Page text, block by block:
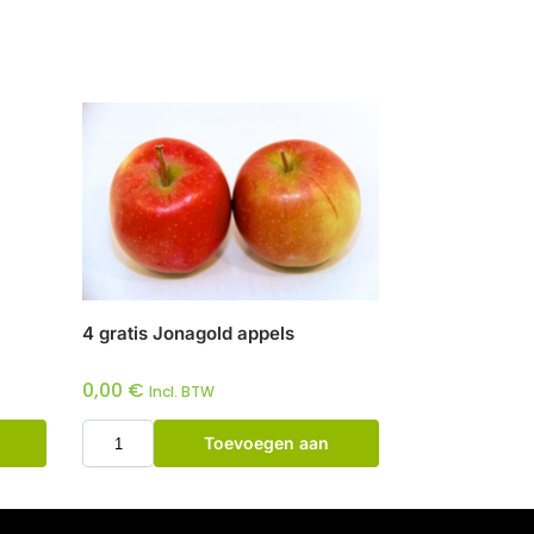
4 gratis Jonagold appels
0,00 € Incl. BTW
Toevoegen aan